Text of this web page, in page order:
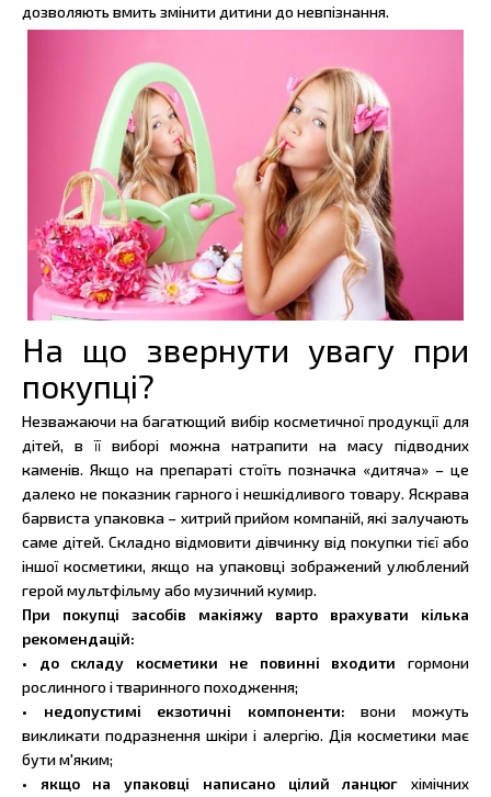
дозволяють вмить змінити дитини до невпізнання.
На що звернути увагу при
покупці?
Незважаючи на багатющий вибір косметичної продукції для
дітей, в її виборі можна натрапити на масу підводних
каменів. Якщо на препараті стоїть позначка «дитяча» – це
далеко не показник гарного і нешкідливого товару. Яскрава
барвиста упаковка – хитрий прийом компаній, які залучають
саме дітей. Складно відмовити дівчинку від покупки тієї або
іншої косметики, якщо на упаковці зображений улюблений
герой мультфільму або музичний кумир.
При покупці засобів макіяжу варто врахувати кілька
рекомендацій:
• до складу косметики не повинні входити гормони
рослинного і тваринного походження;
• недопустимі екзотичні компоненти:вони можуть
викликати подразнення шкіри і алергію. Дія косметики має
бути м'яким;
• якщо на упаковці написано цілий ланцюг хімічних